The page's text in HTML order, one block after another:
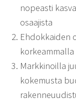
nopeasti
osaajista
Ehdokkaiden
korkeammalla
Markkinoilla
kokemusta